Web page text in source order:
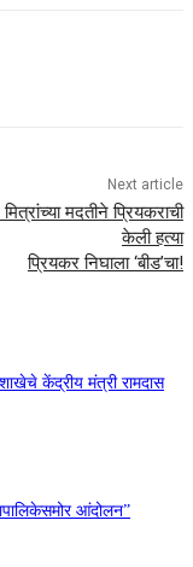
Next article
मदतीने प्रियकराची
केली हत्या
प्रियकर निघाला ‘बीड’चा!
केंद्रीय मंत्री रामदास
आंदोलन”